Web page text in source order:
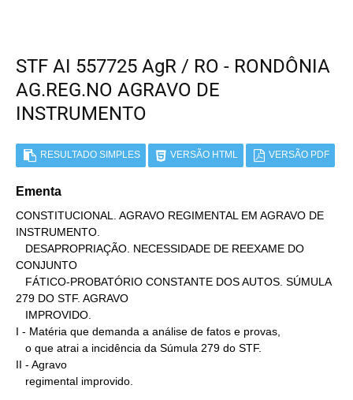
STF AI 557725 AgR / RO - RONDÔNIA
AG.REG.NO AGRAVO DE
INSTRUMENTO
RESULTADO SIMPLES VERSÃO HTML VERSÃO PDF
Ementa
CONSTITUCIONAL. AGRAVO REGIMENTAL EM AGRAVO DE
INSTRUMENTO.
CONJUNTO
279 DO STF. AGRAVO
I - Matéria que demanda a análise de fatos e provas,
II - Agravo
   regimental improvido.